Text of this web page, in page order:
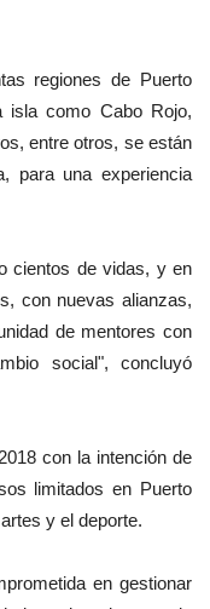
regiones de Puerto
isla como Cabo Rojo,
entre otros, se están
para una experiencia
cientos de vidas, y en
con nuevas alianzas,
de mentores con
social", concluyó
con la intención de
limitados en Puerto
y el deporte.
en gestionar